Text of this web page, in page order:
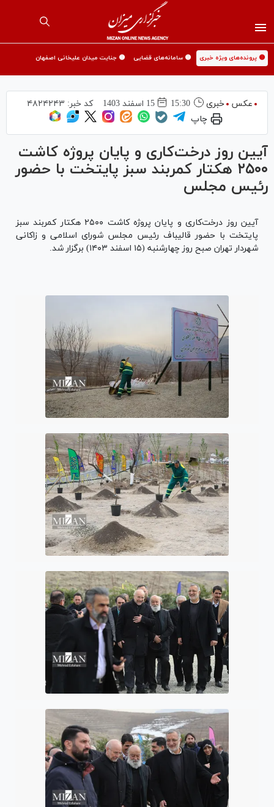
🟡 پرونده‌های ویژه خبری 🟡 سامانه‌های قضایی 🟡 جنایت میدان علیخانی اصفهان
عکس خبری 15:30 15 اسفند 1403 کد خبر: ۴۸۲۴۲۴۳
چاپ
آیین روز درخت‌کاری و پایان پروژه کاشت
۲۵۰۰ هکتار کمربند سبز پایتخت با حضور
رئیس مجلس
آیین روز درخت‌کاری و پایان پروژه کاشت ۲۵۰۰ هکتار کمربند سبز
پایتخت با حضور قالیباف رئیس مجلس شورای اسلامی و زاکانی
شهردار تهران صبح روز چهارشنبه (۱۵ اسفند ۱۴۰۳) برگزار شد.